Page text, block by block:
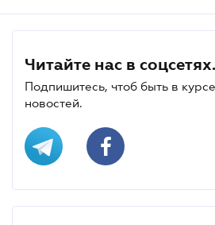
Читайте нас в соцсетях.
Подпишитесь, чтоб быть в
новостей.